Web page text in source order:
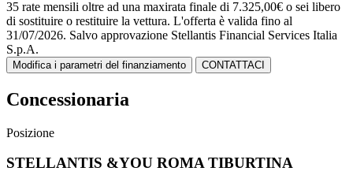
35 rate mensili oltre ad una maxirata finale di 7.325,00€ o sei libero
di sostituire o restituire la vettura. L'offerta è valida fino al
31/07/2026. Salvo approvazione Stellantis Financial Services Italia
S.p.A.
Modifica i parametri del finanziamento CONTATTACI
Concessionaria
Posizione
STELLANTIS &YOU ROMA TIBURTINA